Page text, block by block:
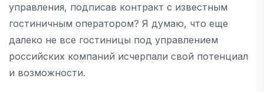
управления, подписав контракт с известным
гостиничным оператором? Я думаю, что еще
далеко не все гостиницы под управлением
российских компаний исчерпали свой потенциал
и возможности.